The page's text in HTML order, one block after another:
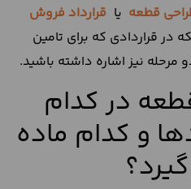
قطعه یا قرارداد فروش
در قراردادی که برای تامین
نیز اشاره داشته باشید.
در کدام
و کدام ماده